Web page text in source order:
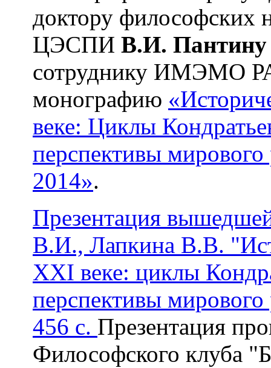
доктору философских
ЦЭСПИ В.И. Пантину
сотруднику ИМЭМО
монографию
веке: Циклы
перспективы
2014».
Презентация
В.И., Лапкина В.В.
XXI веке: циклы
перспективы
456 с. Презентация
Философского клуба